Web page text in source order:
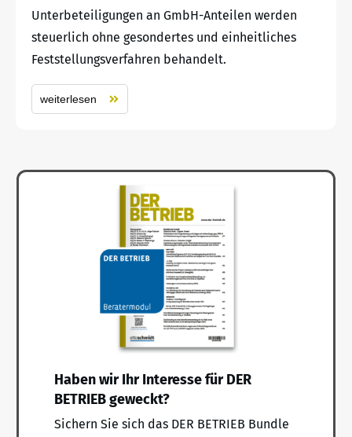
Unterbeteiligungen an GmbH-Anteilen werden
steuerlich ohne gesondertes und einheitliches
Feststellungsverfahren behandelt.
weiterlesen
Haben wir Ihr Interesse für DER
BETRIEB geweckt?
Sichern Sie sich das DER BETRIEB Bundle